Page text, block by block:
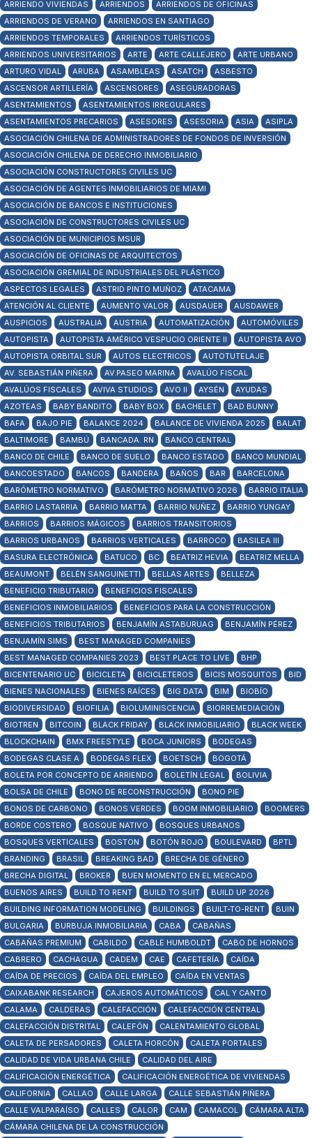
ARRIENDO VIVIENDAS ARRIENDOS
ARRIENDOS DE OFICINAS
ARRIENDOS DE VERANO
ARRIENDOS EN SANTIAGO
ARRIENDOS TEMPORALES
ARRIENDOS TURÍSTICOS
ARRIENDOS UNIVERSITARIOS
ARTE ARTE CALLEJERO
ARTE URBANO
ARTURO VIDAL
ARUBA ASAMBLEAS ASATCH
ASBESTO
ASCENSOR ARTILLERÍA
ASCENSORES
ASEGURADORAS
ASENTAMIENTOS
ASENTAMIENTOS IRREGULARES
ASENTAMIENTOS PRECARIOS
ASESORES ASESORIA ASIA
ASIPLA
ASOCIACIÓN CHILENA DE ADMINISTRADORES DE FONDOS DE INVERSIÓN
ASOCIACIÓN CHILENA DE DERECHO INMOBILIARIO
ASOCIACIÓN CONSTRUCTORES CIVILES UC
ASOCIACIÓN DE AGENTES INMOBILIARIOS DE MIAMI
ASOCIACIÓN DE BANCOS E INSTITUCIONES
ASOCIACIÓN DE CONSTRUCTORES CIVILES UC
ASOCIACIÓN DE MUNICIPIOS MSUR
ASOCIACIÓN DE OFICINAS DE ARQUITECTOS
ASOCIACIÓN GREMIAL DE INDUSTRIALES DEL PLÁSTICO
ASPECTOS LEGALES
ASTRID PINTO MUÑOZ
ATACAMA
ATENCIÓN AL CLIENTE
AUMENTO VALOR AUSDAUER
AUSDAWER
AUSPICIOS
AUSTRALIA AUSTRIA AUTOMATIZACIÓN
AUTOMÓVILES
AUTOPISTA
AUTOPISTA AMÉRICO VESPUCIO ORIENTE II
AUTOPISTA AVO
AUTOPISTA ORBITAL SUR
AUTOS ELECTRICOS
AUTOTUTELAJE
AV. SEBASTIÁN PIÑERA
AV.PASEO MARINA
AVALÚO FISCAL
AVALÚOS FISCALES
AVIVA STUDIOS AVO II AYSÉN
AYUDAS
AZOTEAS
BABY BANDITO BABY BOX BACHELET
BAD BUNNY
BAFA
BAJO PIE BALANCE 2024 BALANCE DE VIVIENDA 2025
BALAT
BALTIMORE
BAMBÚ BANCADA. RN
BANCO CENTRAL
BANCO DE CHILE
BANCO DE SUELO BANCO ESTADO
BANCO MUNDIAL
BANCOESTADO
BANCOS BANDERA BAÑOS BAR
BARCELONA
BARÓMETRO NORMATIVO
BARÓMETRO NORMATIVO 2026
BARRIO ITALIA
BARRIO LASTARRIA
BARRIO MATTA BARRIO NUÑEZ
BARRIO YUNGAY
BARRIOS
BARRIOS MÁGICOS
BARRIOS TRANSITORIOS
BARRIOS URBANOS
BARRIOS VERTICALES BARROCO
BASILEA III
BASURA ELECTRÓNICA
BATUCO BC BEATRIZ HEVIA
BEATRIZ MELLA
BEAUMONT
BELÉN SANGUINETTI BELLAS ARTES
BELLEZA
BENEFICIO TRIBUTARIO
BENEFICIOS FISCALES
BENEFICIOS INMOBILIARIOS
BENEFICIOS PARA LA CONSTRUCCIÓN
BENEFICIOS TRIBUTARIOS
BENJAMÍN ASTABURUAG
BENJAMÍN PÉREZ
BENJAMÍN SIMS
BEST MANAGED COMPANIES
BEST MANAGED COMPANIES 2023
BEST PLACE TO LIVE
BHP
BICENTENARIO UC
BICICLETA BICICLETEROS BICIS MOSQUITOS
BID
BIENES NACIONALES
BIENES RAÍCES BIG DATA BIM
BIOBÍO
BIODIVERSIDAD
BIOFILIA BIOLUMINISCENCIA
BIORREMEDIACIÓN
BIOTREN
BITCOIN BLACK FRIDAY BLACK INMOBILIARIO
BLACK WEEK
BLOCKCHAIN
BMX FREESTYLE BOCA JUNIORS
BODEGAS
BODEGAS CLASE A
BODEGAS FLEX BOETSCH
BOGOTÁ
BOLETA POR CONCEPTO DE ARRIENDO
BOLETÍN LEGAL
BOLIVIA
BOLSA DE CHILE
BONO DE RECONSTRUCCIÓN
BONO PIE
BONOS DE CARBONO
BONOS VERDES BOOM INMOBILIARIO
BOOMERS
BORDE COSTERO
BOSQUE NATIVO
BOSQUES URBANOS
BOSQUES VERTICALES
BOSTON BOTÓN ROJO BOULEVARD
BPTL
BRANDING
BRASIL BREAKING BAD
BRECHA DE GÉNERO
BRECHA DIGITAL
BROKER
BUEN MOMENTO EN EL MERCADO
BUENOS AIRES
BUILD TO RENT BUILD TO SUIT
BUILD UP 2026
BUILDING INFORMATION MODELING
BUILDINGS BUILT-TO-RENT
BUIN
BULGARIA
BURBUJA INMOBILIARIA CABA
CABAÑAS
CABAÑAS PREMIUM
CABILDO CABLE HUMBOLDT
CABO DE HORNOS
CABRERO
CACHAGUA CADEM CAE CAFETERÍA
CAÍDA
CAÍDA DE PRECIOS
CAÍDA DEL EMPLEO
CAÍDA EN VENTAS
CAIXABANK RESEARCH
CAJEROS AUTOMÁTICOS
CAL Y CANTO
CALAMA
CALDERAS CALEFACCIÓN
CALEFACCIÓN CENTRAL
CALEFACCIÓN DISTRITAL
CALEFÓN
CALENTAMIENTO GLOBAL
CALETA DE PERSADORES
CALETA HORCÓN
CALETA PORTALES
CALIDAD DE VIDA URBANA CHILE
CALIDAD DEL AIRE
CALIFICACIÓN ENERGÉTICA
CALIFICACIÓN ENERGÉTICA DE VIVIENDAS
CALIFORNIA
CALLAO CALLE LARGA
CALLE SEBASTIÁN PIÑERA
CALLE VALPARAÍSO
CALLES CALOR CAM CAMACOL
CÁMARA ALTA
CÁMARA CHILENA DE LA CONSTRUCCIÓN